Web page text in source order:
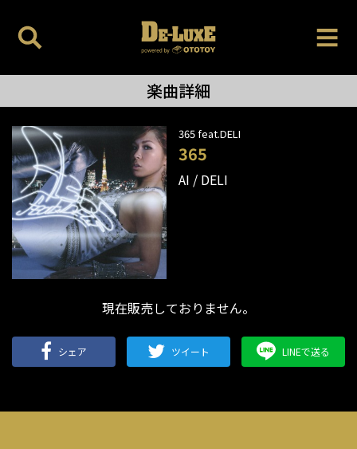
楽曲詳細
365 feat.DELI
365
AI DELI
現在販売しておりません。
シェア ツイート LINEで送る